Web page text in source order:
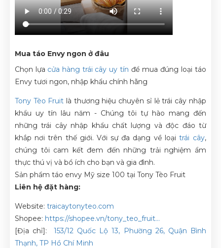
Mua táo Envy ngon ở đâu
Chọn lựa cửa hàng trái cây uy tín để mua đúng loại táo
Envy tươi ngon, nhập khẩu chính hãng
Tony Tèo Fruit là thương hiệu chuyên sỉ lẻ trái cây nhập
khẩu uy tín lâu năm - Chúng tôi tự hào mang đến
những trái cây nhập khẩu chất lượng và độc đáo từ
khắp nơi trên thế giới. Với sự đa dạng về loại trái cây,
chúng tôi cam kết đem đến những trải nghiệm ẩm
thực thú vị và bổ ích cho bạn và gia đình.
Sản phẩm táo envy Mỹ size 100 tại Tony Tèo Fruit
Liên hệ đặt hàng:
Website: traicaytonyteo.com
Shopee: https://shopee.vn/tony_teo_fruit...
[Địa chỉ]: 153/12 Quốc Lộ 13, Phường 26, Quận Bình
Thạnh, TP Hồ Chí Minh